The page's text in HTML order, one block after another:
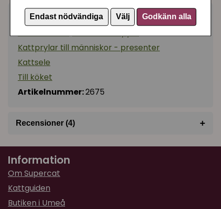
Endast nödvändiga Välj Godkänn alla
Kategorier:
Katthalsband, selar och koppel
Kattprylar till människor - presenter
Kattsele
Till köket
Artikelnummer:2675
Recensioner (4) +
Vadim
för 8 månader sedan
★★★★★
Sol-Britt
för 1 år sedan
Information
Om Supercat
Kattguiden
Butiken i Umeå